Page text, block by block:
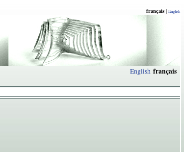
français | English
English français